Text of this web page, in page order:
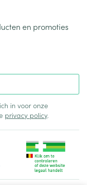
en promoties
in voor onze
privacy policy.